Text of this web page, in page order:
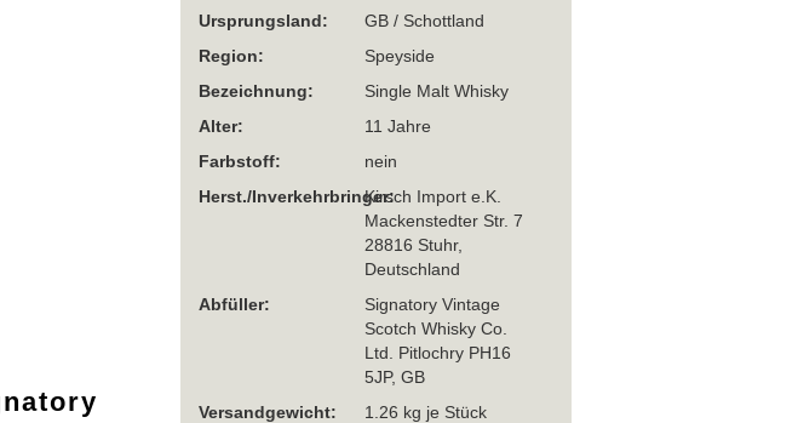
Ursprungsland:
GB / Schottland
Region:
Speyside
Bezeichnung:
Single Malt Whisky
Alter:
11 Jahre
Farbstoff:
nein
Herst./Inverkehrbringer:Kirsch Import e.K.
Mackenstedter Str. 7
28816 Stuhr,
Deutschland
Abfüller:
Signatory Vintage
Scotch Whisky Co.
Ltd. Pitlochry PH16
5JP, GB
Versandgewicht:
1.26 kg je Stück